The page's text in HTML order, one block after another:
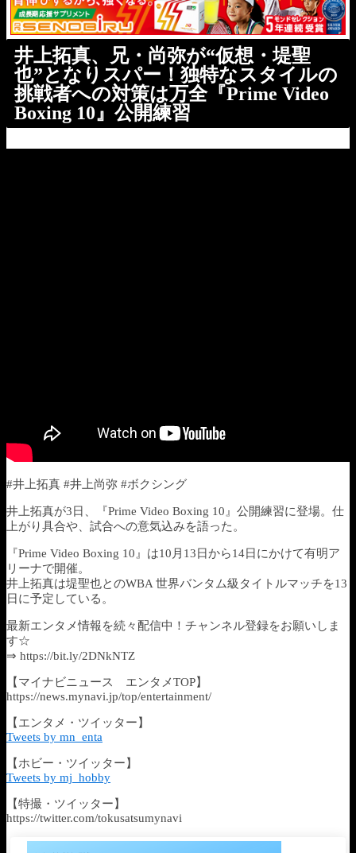
井上拓真、兄・尚弥が“仮想・堤聖
也”となりスパー！独特なスタイルの
挑戦者への対策は万全『Prime Video
Boxing 10』公開練習
#井上拓真 #井上尚弥 #ボクシング
井上拓真が3日、『Prime Video Boxing 10』公開練習に登場。仕
上がり具合や、試合への意気込みを語った。
『Prime Video Boxing 10』は10月13日から14日にかけて有明ア
リーナで開催。
井上拓真は堤聖也とのWBA 世界バンタム級タイトルマッチを13
日に予定している。
最新エンタメ情報を続々配信中！チャンネル登録をお願いしま
す☆
⇒ https://bit.ly/2DNkNTZ
【マイナビニュース エンタメTOP】
https://news.mynavi.jp/top/entertainment/
【エンタメ・ツイッター】
Tweets by mn_enta
【ホビー・ツイッター】
Tweets by mj_hobby
【特撮・ツイッター】
https://twitter.com/tokusatsumynavi